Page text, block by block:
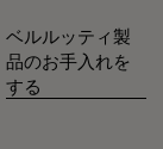
ベルルッティ製
品のお手入れを
する